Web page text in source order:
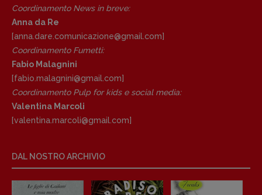
Copyright © 2018 – 2023 Pulp Magazine –
Associazione Pulp Magazine – registrazione
Tribunale Milano n° 5864/2023 – cod. fis.
97943720157 –
Privacy
Coordinamento News in breve:
Anna da Re
[anna.dare.comunicazione@gmail. com]
Coordinamento Fumetti:
Fabio Malagnini
[fabio.malagnini@gmail. com]
Coordinamento Pulp for kids e social media:
Valentina Marcoli
[valentina.marcoli@gmail. com]
DAL NOSTRO ARCHIVIO